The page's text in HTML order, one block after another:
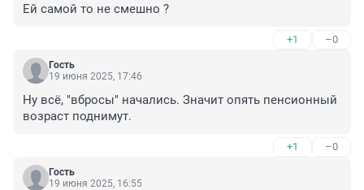
Ей самой то не смешно ?
+1 –0
Гость
19 июня 2025, 17:46
Ну всё, "вбросы" начались. Значит опять пенсионный
возраст поднимут.
+1 –0
Гость
19 июня 2025, 16:55